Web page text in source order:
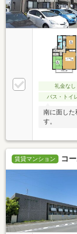
礼金なし
バス・トイ
南に面した
す。
賃貸マンション コ